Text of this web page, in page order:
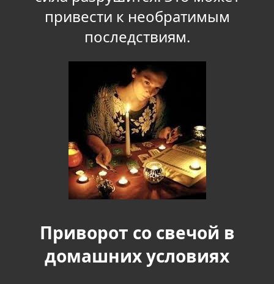
привести к необратимым
последствиям.
Приворот со свечой в
домашних условиях